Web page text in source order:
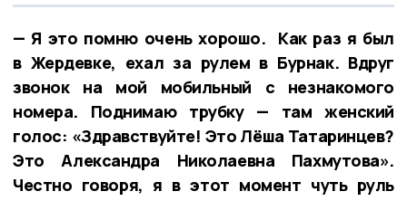
— Я это помню очень хорошо. Как раз я был
в Жердевке, ехал за рулем в Бурнак. Вдруг
звонок на мой мобильный с незнакомого
номера. Поднимаю трубку — там женский
голос: «Здравствуйте! Это Лёша Татаринцев?
Это Александра Николаевна Пахмутова».
Честно говоря, я в этот момент чуть руль